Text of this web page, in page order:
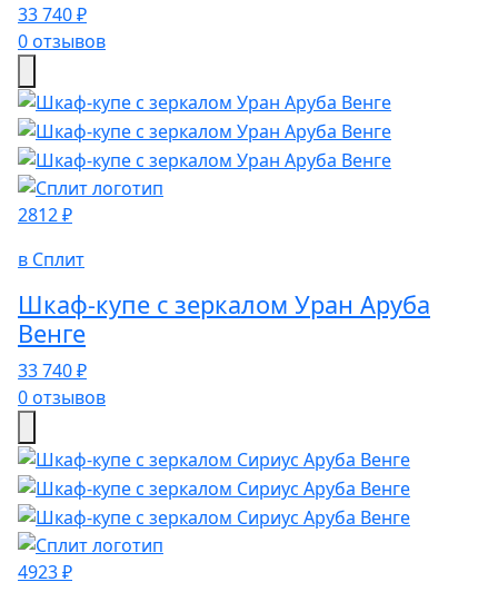
33 740 ₽
0 отзывов
2812 ₽
в Сплит
Шкаф-купе с зеркалом Уран Аруба
Венге
33 740 ₽
0 отзывов
4923 ₽